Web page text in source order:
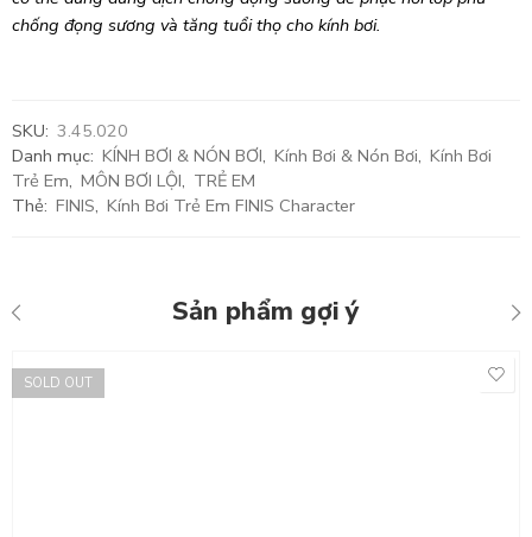
chống đọng sương và tăng tuổi thọ cho kính bơi.
SKU: 3.45.020
Danh mục: KÍNH BƠI & NÓN BƠI, Kính Bơi & Nón Bơi, Kính Bơi
Trẻ Em, MÔN BƠI LỘI, TRẺ EM
Thẻ: FINIS, Kính Bơi Trẻ Em FINIS Character
Sản phẩm gợi ý
SOLD OUT